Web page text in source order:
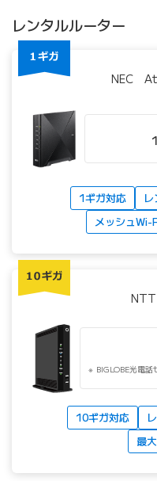
レンタルルーター
NEC
1ギガ対応
メッシュWi-
BIGLOBE光電
10ギガ対応
最